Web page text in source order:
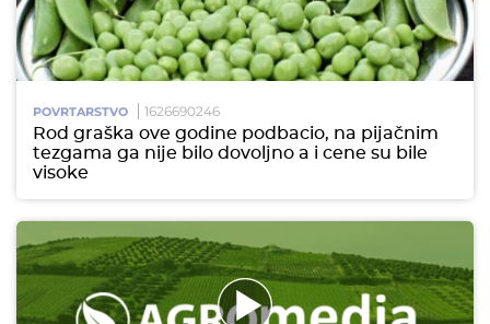
POVRTARSTVO 1626690246
Rod graška ove godine podbacio, na pijačnim
tezgama ga nije bilo dovoljno a i cene su bile
visoke